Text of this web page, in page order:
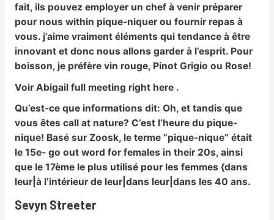
fait, ils pouvez employer un chef à venir préparer
pour nous within pique-niquer ou fournir repas à
vous. j’aime vraiment éléments qui tendance à être
innovant et donc nous allons garder à l’esprit. Pour
boisson, je préfère vin rouge, Pinot Grigio ou Rose!
Voir Abigail full meeting right here .
Qu’est-ce que informations dit: Oh, et tandis que
vous êtes call at nature? C’est l’heure du pique-
nique! Basé sur Zoosk, le terme “pique-nique” était
le 15e- go out word for females in their 20s, ainsi
que le 17ème le plus utilisé pour les femmes {dans
leur|à l’intérieur de leur|dans leur|dans les 40 ans.
Sevyn Streeter